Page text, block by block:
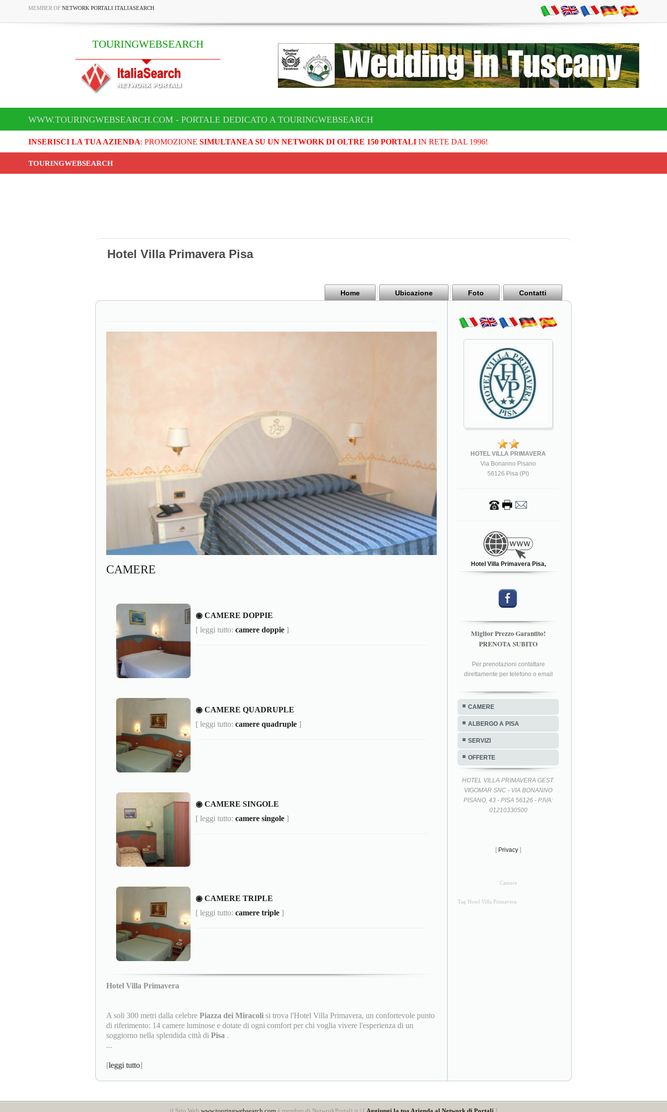
MEMBER OF NETWORK PORTALI ITALIASEARCH
TOURINGWEBSEARCH
WWW.TOURINGWEBSEARCH.COM - PORTALE DEDICATO A TOURINGWEBSEARCH
INSERISCI LA TUA AZIENDA: PROMOZIONE SIMULTANEA SU UN NETWORK DI OLTRE 150 PORTALIIN RETE DAL 1996!
TOURINGWEBSEARCH
Hotel Villa Primavera Pisa
Home Ubicazione Foto Contatti
CAMERE
◉ CAMERE DOPPIE
[ leggi tutto: camere doppie ]
◉ CAMERE QUADRUPLE
[ leggi tutto: camere quadruple ]
◉ CAMERE SINGOLE
[ leggi tutto: camere singole ]
◉ CAMERE TRIPLE
[ leggi tutto: camere triple ]
Hotel Villa Primavera
A soli 300 metri dalla celebre Piazza dei Miracoli si trova l'Hotel Villa Primavera, un confortevole punto
di riferimento: 14 camere luminose e dotate di ogni comfort per chi voglia vivere l'esperienza di un
soggiorno nella splendida città di Pisa .
...
[leggi tutto]
HOTEL VILLA PRIMAVERA
Via Bonanno Pisano
56126 Pisa (PI)
Hotel Villa Primavera Pisa,
Miglior Prezzo Garantito!
PRENOTA SUBITO
Per prenotazioni contattare
direttamente per telefono o email
CAMERE
ALBERGO A PISA
SERVIZI
OFFERTE
HOTEL VILLA PRIMAVERA GEST.
VIGOMAR SNC - VIA BONANNO
PISANO, 43 - PISA 56126 - P.IVA:
01210330500
[ Privacy ]
Camere
Tag Hotel Villa Primavera